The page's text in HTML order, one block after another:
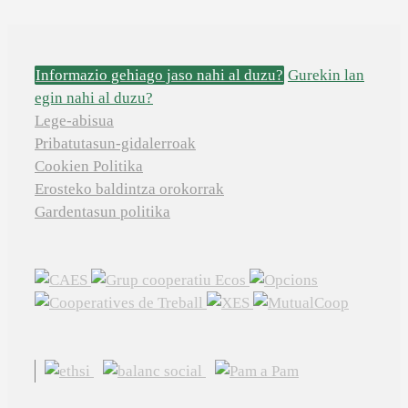
Informazio gehiago jaso nahi al duzu? Gurekin lan
egin nahi al duzu?
Lege-abisua
Pribatutasun-gidalerroak
Cookien Politika
Erosteko baldintza orokorrak
Gardentasun politika